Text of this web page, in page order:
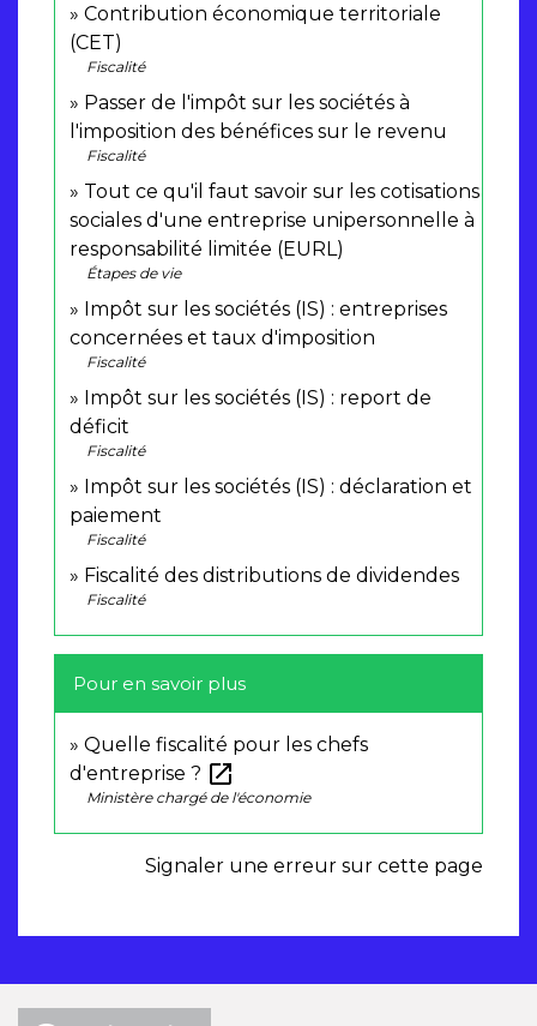
Contribution économique territoriale
(CET)
Fiscalité
Passer de l'impôt sur les sociétés à
l'imposition des bénéfices sur le revenu
Fiscalité
Tout ce qu'il faut savoir sur les cotisations
sociales d'une entreprise unipersonnelle à
responsabilité limitée (EURL)
Étapes de vie
Impôt sur les sociétés (IS) : entreprises
concernées et taux d'imposition
Fiscalité
Impôt sur les sociétés (IS) : report de
déficit
Fiscalité
Impôt sur les sociétés (IS) : déclaration et
paiement
Fiscalité
Fiscalité des distributions de dividendes
Fiscalité
Pour en savoir plus
Quelle fiscalité pour les chefs
d'entreprise ? open_in_new
Ministère chargé de l'économie
Signaler une erreur sur cette page